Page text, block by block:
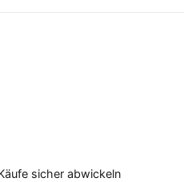
sicher abwickeln